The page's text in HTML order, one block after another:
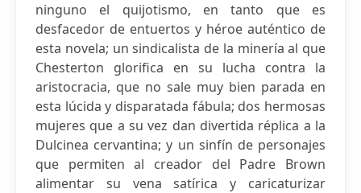
ninguno el quijotismo, en tanto que es
desfacedor de entuertos y héroe auténtico de
esta novela; un sindicalista de la minería al que
Chesterton glorifica en su lucha contra la
aristocracia, que no sale muy bien parada en
esta lúcida y disparatada fábula; dos hermosas
mujeres que a su vez dan divertida réplica a la
Dulcinea cervantina; y un sinfín de personajes
que permiten al creador del Padre Brown
alimentar su vena satírica y caricaturizar